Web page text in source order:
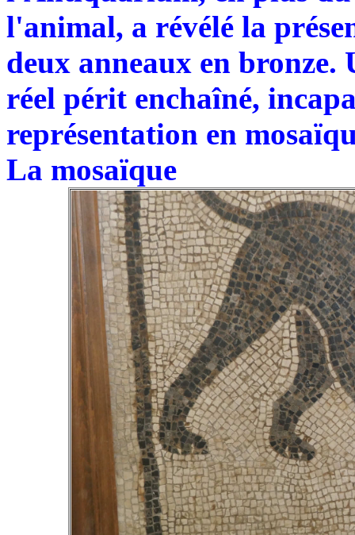
l'animal, a révélé la
deux anneaux en
réel périt enchaîné,
représentation en
La mosaïque